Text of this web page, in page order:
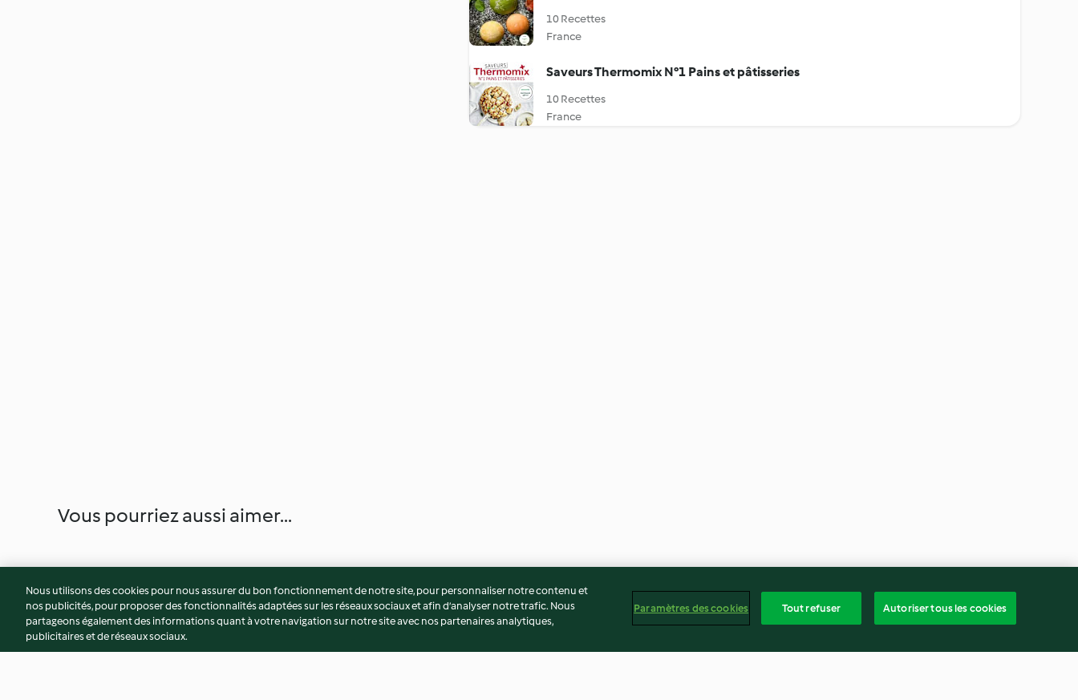
10 Recettes
France
Saveurs Thermomix N°1 Pains et pâtisseries
10 Recettes
France
Vous pourriez aussi aimer...
Nous utilisons des cookies pour nous assurer du bon fonctionnement de notre site, pour personnaliser notre contenu et
nos publicités, pour proposer des fonctionnalités adaptées sur les réseaux sociaux et afin d’analyser notre trafic. Nous
partageons également des informations quant à votre navigation sur notre site avec nos partenaires analytiques,
publicitaires et de réseaux sociaux.
Paramètres des cookies Tout refuser Autoriser tous les cookies